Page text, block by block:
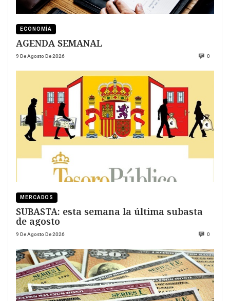
ECONOMÍA
AGENDA SEMANAL
9 De Agosto De 2026 0
MERCADOS
SUBASTA: esta semana la última subasta
de agosto
9 De Agosto De 2026 0